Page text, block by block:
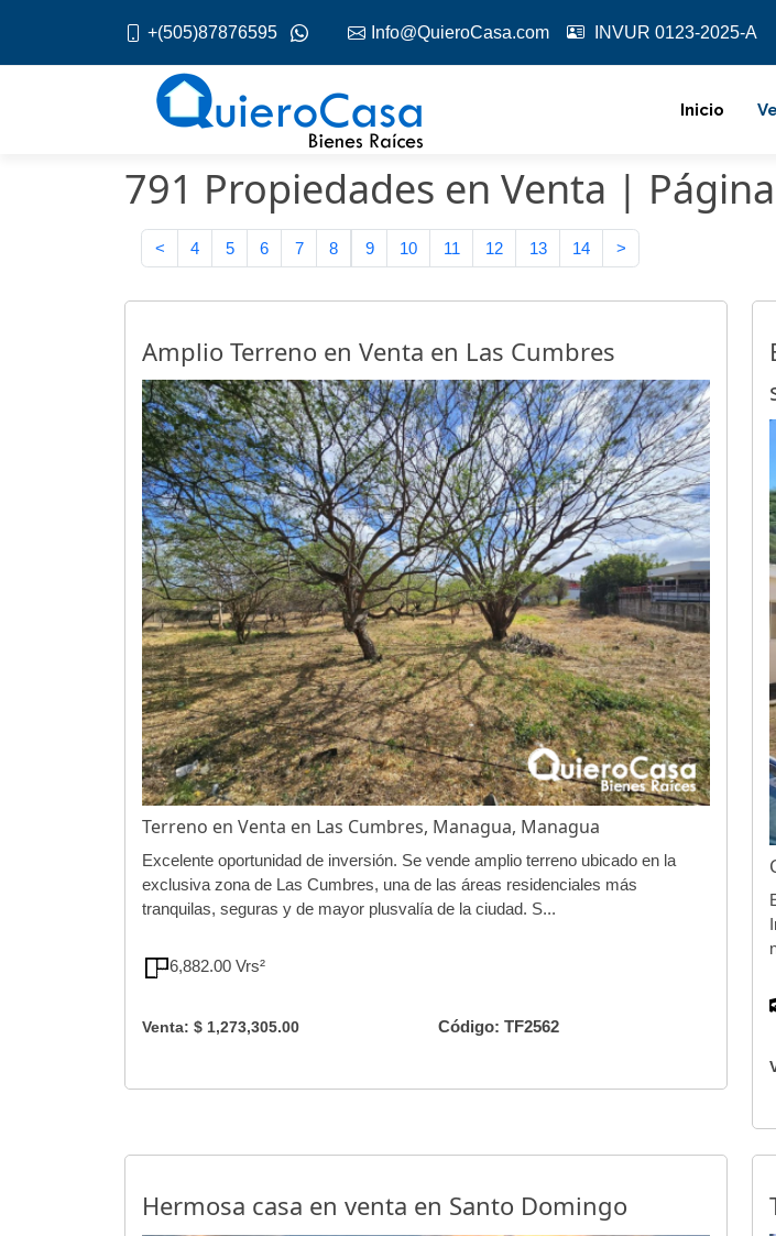
+(505)87876595 Info@QuieroCasa.com INVUR 0123-2025-A
Inicio
791 Propiedades en Venta |
< 4 5 6 7 8 9 10 11 12 13 14 >
Amplio Terreno en Venta en Las Cumbres
Terreno en Venta en Las Cumbres, Managua, Managua
Excelente oportunidad de inversión. Se vende amplio terreno ubicado en la
exclusiva zona de Las Cumbres, una de las áreas residenciales más
tranquilas, seguras y de mayor plusvalía de la ciudad. S...
6,882.00 Vrs²
Venta: $ 1,273,305.00 Código: TF2562
Hermosa casa en venta en Santo Domingo